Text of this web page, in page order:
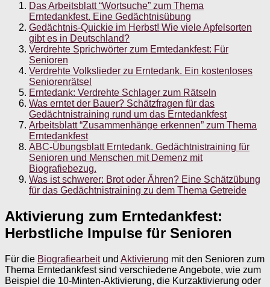
Das Arbeitsblatt “Wortsuche” zum Thema
Erntedankfest. Eine Gedächtnisübung
Gedächtnis-Quickie im Herbst! Wie viele Apfelsorten
gibt es in Deutschland?
Verdrehte Sprichwörter zum Erntedankfest: Für
Senioren
Verdrehte Volkslieder zu Erntedank. Ein kostenloses
Seniorenrätsel
Erntedank: Verdrehte Schlager zum Rätseln
Was erntet der Bauer? Schätzfragen für das
Gedächtnistraining rund um das Erntedankfest
Arbeitsblatt “Zusammenhänge erkennen” zum Thema
Erntedankfest
ABC-Übungsblatt Erntedank. Gedächtnistraining für
Senioren und Menschen mit Demenz mit
Biografiebezug.
Was ist schwerer: Brot oder Ähren? Eine Schätzübung
für das Gedächtnistraining zu dem Thema Getreide
Aktivierung zum Erntedankfest:
Herbstliche Impulse für Senioren
Für die Biografiearbeitund Aktivierung mit den Senioren zum
Thema Erntedankfest sind verschiedene Angebote, wie zum
Beispiel die 10-Minten-Aktivierung, die Kurzaktivierung oder